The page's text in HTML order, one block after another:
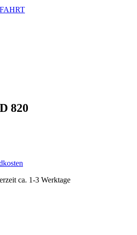
820
ca. 1-3 Werktage